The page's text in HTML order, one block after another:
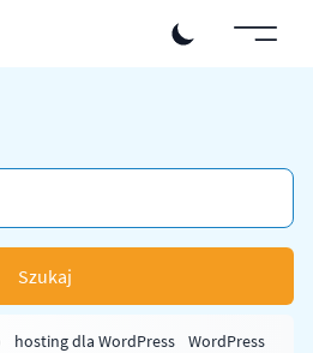
Szukaj
hosting dla WordPress
WordPress